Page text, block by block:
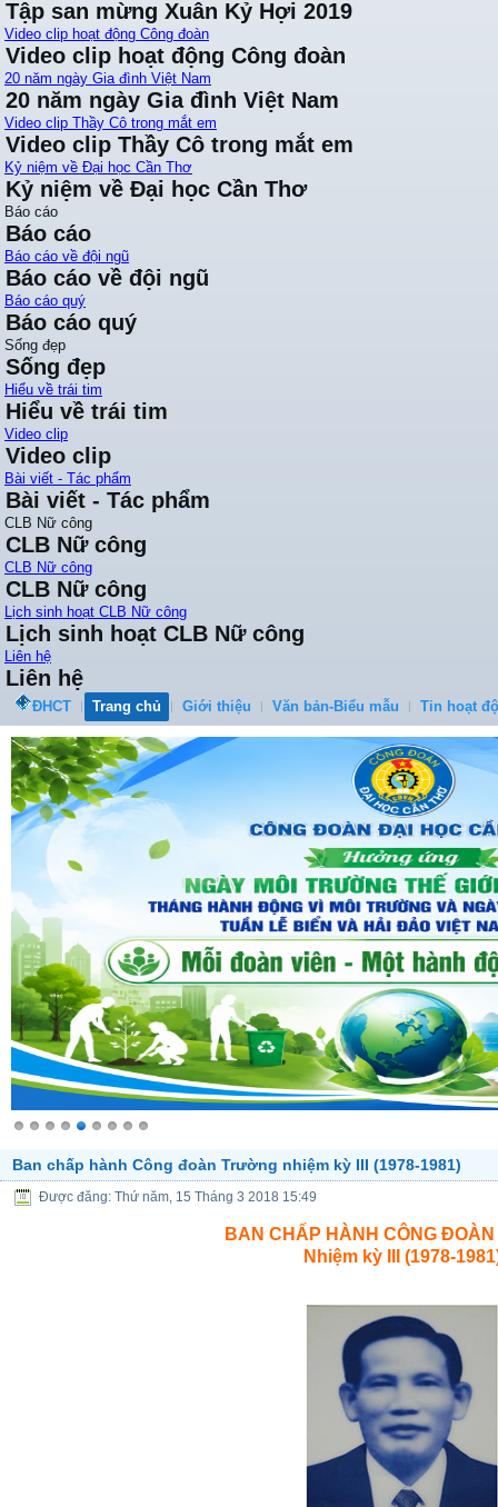
Tập san mừng Xuân Kỷ Hợi 2019
Video clip hoạt động Công đoàn
Video clip hoạt động Công đoàn
20 năm ngày Gia đình Việt Nam
20 năm ngày Gia đình Việt Nam
Video clip Thầy Cô trong mắt em
Video clip Thầy Cô trong mắt em
Kỷ niệm về Đại học Cần Thơ
Kỷ niệm về Đại học Cần Thơ
Báo cáo
Báo cáo
Báo cáo về đội ngũ
Báo cáo về đội ngũ
Báo cáo quý
Báo cáo quý
Sống đẹp
Sống đẹp
Hiểu về trái tim
Hiểu về trái tim
Video clip
Video clip
Bài viết - Tác phẩm
Bài viết - Tác phẩm
CLB Nữ công
CLB Nữ công
CLB Nữ công
CLB Nữ công
Lịch sinh hoạt CLB Nữ công
Lịch sinh hoạt CLB Nữ công
Liên hệ
Liên hệ
ĐHCT Trang chủ Giới thiệu Văn bản-Biểu mẫu Tin hoạt
Ban chấp hành Công đoàn Trường nhiệm kỳ III (1978-1981)
Được đăng: Thứ năm, 15 Tháng 3 2018 15:49
BAN CHẤP HÀNH CÔNG
Nhiệm kỳ III (1978-